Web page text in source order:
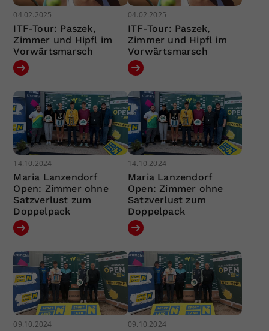
04.02.2025
ITF-Tour: Paszek,
Zimmer und Hipfl im
Vorwärtsmarsch
04.02.2025
ITF-Tour: Paszek,
Zimmer und Hipfl im
Vorwärtsmarsch
14.10.2024
Maria Lanzendorf
Open: Zimmer ohne
Satzverlust zum
Doppelpack
14.10.2024
Maria Lanzendorf
Open: Zimmer ohne
Satzverlust zum
Doppelpack
09.10.2024 09.10.2024